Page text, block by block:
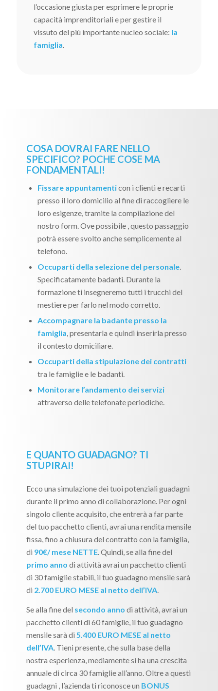
l’occasione giusta per esprimere le proprie
capacità imprenditoriali e per gestire il
vissuto del più importante nucleo sociale: la
famiglia.
COSA DOVRAI FARE NELLO
SPECIFICO? POCHE COSE MA
FONDAMENTALI!
Fissare appuntamenticon i clienti e recarti
presso il loro domicilio al fine di raccogliere le
loro esigenze, tramite la compilazione del
nostro form. Ove possibile , questo passaggio
potrà essere svolto anche semplicemente al
telefono.
Occuparti della selezione del personale.
Specificatamente badanti. Durante la
formazione ti insegneremo tutti i trucchi del
mestiere per farlo nel modo corretto.
Accompagnare la badante presso la
famiglia, presentarla e quindi inserirla presso
il contesto domiciliare.
Occuparti della stipulazione dei contratti
tra le famiglie e le badanti.
Monitorare l’andamento dei servizi
attraverso delle telefonate periodiche.
E QUANTO GUADAGNO? TI
STUPIRAI!
Ecco una simulazione dei tuoi potenziali guadagni
durante il primo anno di collaborazione. Per ogni
singolo cliente acquisito, che entrerà a far parte
del tuo pacchetto clienti, avrai una rendita mensile
fissa, fino a chiusura del contratto con la famiglia,
di 90€/ mese NETTE. Quindi, se alla fine del
primo anno di attività avrai un pacchetto clienti
di 30 famiglie stabili, il tuo guadagno mensile sarà
di 2.700 EURO MESE al netto dell’IVA.
Se alla fine del secondo anno di attività, avrai un
pacchetto clienti di 60 famiglie, il tuo guadagno
mensile sarà di 5.400 EURO MESE al netto
dell’IVA. Tieni presente, che sulla base della
nostra esperienza, mediamente si ha una crescita
annuale di circa 30 famiglie all’anno. Oltre a questi
guadagni , l’azienda ti riconosce un BONUS